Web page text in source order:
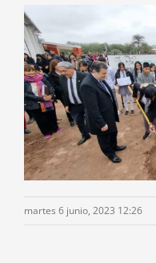
martes 6 junio, 2023 12:26